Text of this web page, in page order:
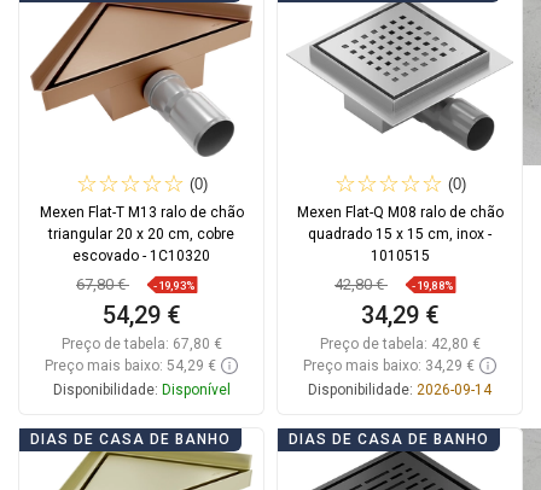
Favoritos
Comparar favorite_border Favoritos
Comparar
(0)
Mexen Flat-T M13 ralo de chão
triangular 20 x 20 cm, cobre
escovado - 1C10320
67,80 € -19,93%
54,29 €
Preço de tabela: 67,80 €
Preço mais baixo: 54,29 €
Disponibilidade: Disponível
Adicionar
Favoritos
Comparar
(0)
Mexen Flat-Q M08 ralo de chão
quadrado 15 x 15 cm, inox -
1010515
42,80 € -19,88%
34,29 €
Preço de tabela: 42,80 €
Preço mais baixo: 34,29 €
Disponibilidade: 2026-09-14
Adicionar
favorite_border Favoritos
Comparar
DIAS DE CASA DE BANHO DIAS DE CASA DE BANHO